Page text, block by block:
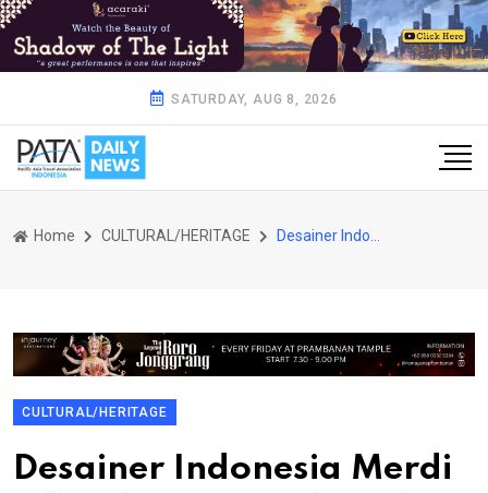
SATURDAY, AUG 8, 2026
Home CULTURAL/HERITAGE Desainer Indonesia Merdi Sihombing Memukau di Melbourne Fashion Festival 2024
CULTURAL/HERITAGE
Desainer Indonesia Merdi